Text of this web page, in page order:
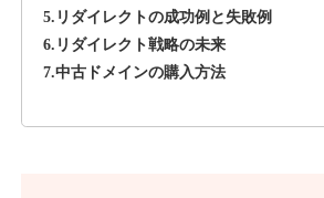
5.リダイレクトの成功例と失敗例
6.リダイレクト戦略の未来
7.中古ドメインの購入方法